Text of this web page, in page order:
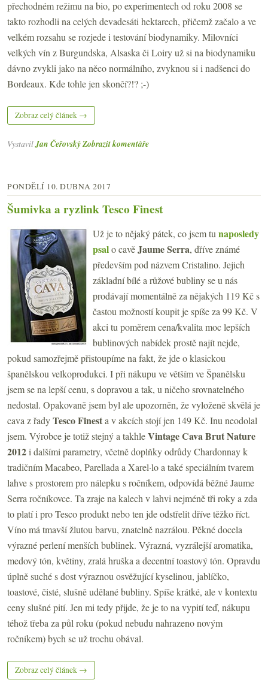
přechodném režimu na bio, po experimentech od roku 2008 se
takto rozhodli na celých devadesáti hektarech, přičemž začalo a ve
velkém rozsahu se rozjede i testování biodynamiky. Milovníci
velkých vín z Burgundska, Alsaska či Loiry už si na biodynamiku
dávno zvykli jako na něco normálního, zvyknou si i nadšenci do
Bordeaux. Kde tohle jen skončí?!? ;-)
Zobraz celý článek →
VystavilJan ČeřovskýZobrazit komentáře
PONDĚLÍ 10. DUBNA 2017
Šumivka a ryzlink Tesco Finest
Už je to nějaký pátek, co jsem tu naposledy
psalo cavěJaume Serra, dříve známé
především pod názvem Cristalino. Jejich
základní bílé a růžové bubliny se u nás
prodávají momentálně za nějakých 119 Kč s
častou možností koupit je spíše za 99 Kč. V
akci tu poměrem cena/kvalita moc lepších
bublinových nabídek prostě najít nejde,
pokud samozřejmě přistoupíme na fakt, že jde o klasickou
španělskou velkoprodukci. I při nákupu ve větším ve Španělsku
jsem se na lepší cenu, s dopravou a tak, u ničeho srovnatelného
nedostal. Opakovaně jsem byl ale upozorněn, že vyloženě skvělá je
cava z řadyTesco Finesta v akcích stojí jen 149 Kč. Inu neodolal
jsem. Výrobce je totiž stejný a takhleVintage Cava Brut Nature
2012i dalšími parametry, včetně doplňky odrůdy Chardonnay k
tradičním Macabeo, Parellada a Xarel·lo a také speciálním tvarem
lahve s prostorem pro nálepku s ročníkem, odpovídá běžné Jaume
Serra ročníkovce. Ta zraje na kalech v lahvi nejméně tři roky a zda
to platí i pro Tesco produkt nebo ten jde odstřelit dříve těžko říct.
Víno má tmavší žlutou barvu, znatelně nazrálou. Pěkné docela
výrazné perlení menších bublinek. Výrazná, vyzrálejší aromatika,
medový tón, květiny, zralá hruška a decentní toastový tón. Opravdu
úplně suché s dost výraznou osvěžující kyselinou, jablíčko,
toastové, čisté, slušně udělané bubliny. Spíše krátké, ale v kontextu
ceny slušné pití. Jen mi tedy přijde, že je to na vypití teď, nákupu
téhož třeba za půl roku (pokud nebudu nahrazeno novým
ročníkem) bych se už trochu obával.
Zobraz celý článek →